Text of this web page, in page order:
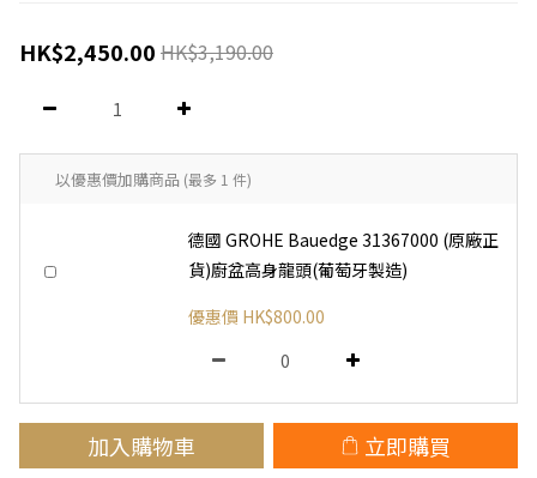
HK$2,450.00 HK$3,190.00
以優惠價加購商品 (最多 1 件)
德國 GROHE Bauedge 31367000 (原廠正
貨)廚盆高身龍頭(葡萄牙製造)
優惠價 HK$800.00
加入購物車 立即購買